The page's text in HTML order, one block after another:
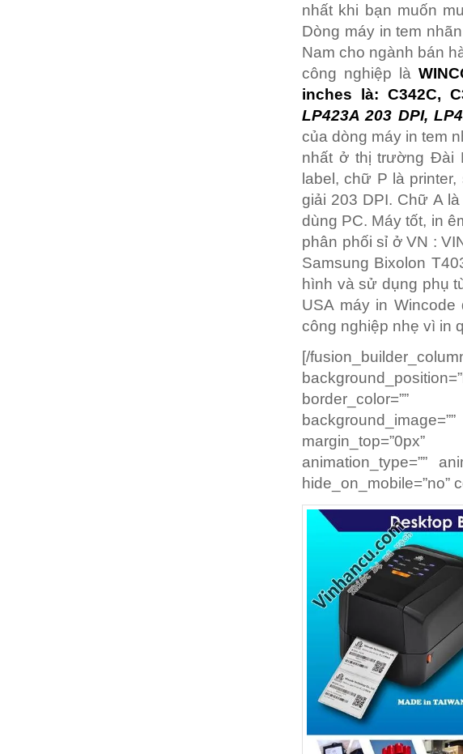
nhất khi bạn muốn
Dòng máy in tem
Nam cho ngành bán
công nghiệp là
inches là: C342C,
LP423A 203 DPI,
của dòng máy in tem
nhất ở thị trường Đài
label, chữ P là
giải 203 DPI. Chữ A
dùng PC. Máy tốt, in
phân phối sỉ ở VN :
Samsung Bixolon
hình và sử dụng phụ
USA máy in
công nghiệp nhẹ vì in
[/
border_color=””
animation_type=””
hide_on_mobile=”no”